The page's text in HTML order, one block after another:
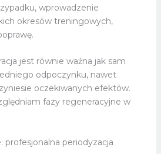
wprowadzenie
okresów treningowych,
jest równie ważna jak sam
odpoczynku, nawet
oczekiwanych efektów.
fazy regeneracyjne w
profesjonalna periodyzacja